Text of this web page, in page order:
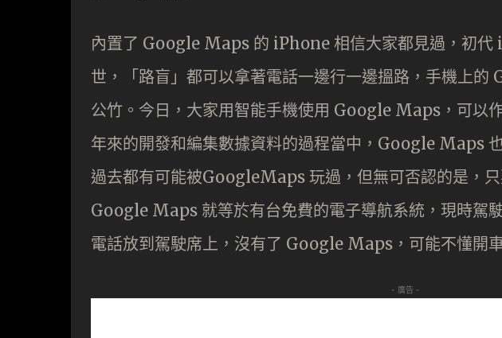
內置了 Google Maps 的 iPhone 相信大家都見過，初代
世，「路盲」都可以拿著電話一邊行一邊搵路，手機上
公竹。今日，大家用智能手機使用 Google Maps，可以
年來的開發和編集數據資料的過程當中，Google Maps
過去都有可能被GoogleMaps 玩過，但無可否認的是，
Google Maps 就等於有台免費的電子導航系統，現時駕
電話放到駕駛席上，沒有了 Google Maps，可能不懂開
- 廣告 -